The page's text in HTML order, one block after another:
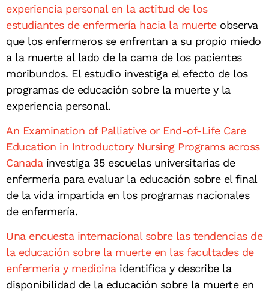
experiencia personal en la actitud de los
estudiantes de enfermería hacia la muerteobserva
que los enfermeros se enfrentan a su propio miedo
a la muerte al lado de la cama de los pacientes
moribundos. El estudio investiga el efecto de los
programas de educación sobre la muerte y la
experiencia personal.
An Examination of Palliative or End-of-Life Care
Education in Introductory Nursing Programs across
Canada investiga 35 escuelas universitarias de
enfermería para evaluar la educación sobre el final
de la vida impartida en los programas nacionales
de enfermería.
Una encuesta internacional sobre las tendencias de
la educación sobre la muerte en las facultades de
enfermería y medicinaidentifica y describe la
disponibilidad de la educación sobre la muerte en